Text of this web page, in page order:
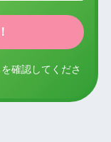
を確認してくださ